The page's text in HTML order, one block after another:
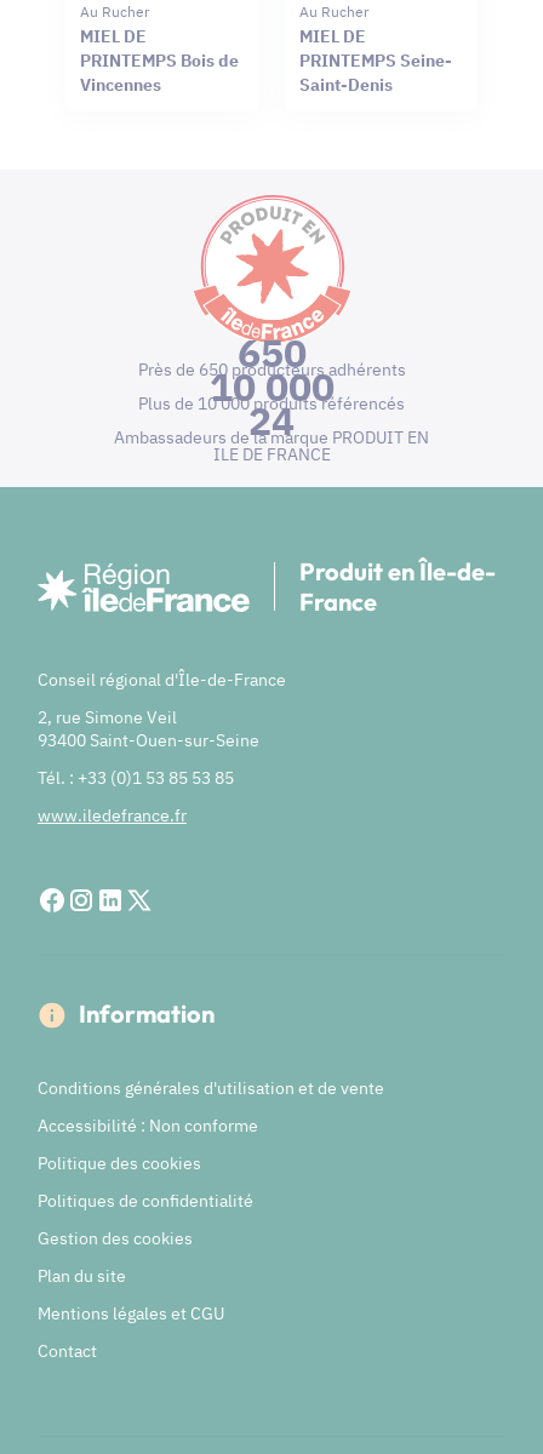
Au Rucher
MIEL DE
PRINTEMPS Bois de
Vincennes
Au Rucher
MIEL DE
PRINTEMPS Seine-
Saint-Denis
650
Près de 650 producteurs adhérents
10 000
Plus de 10 000 produits référencés
24
Ambassadeurs de la marque PRODUIT EN
ILE DE FRANCE
Produit en Île-de-
France
Conseil régional d'Île-de-France
2, rue Simone Veil
93400 Saint-Ouen-sur-Seine
Tél. : +33 (0)1 53 85 53 85
www.iledefrance.fr
Information
Conditions générales d'utilisation et de vente
Accessibilité : Non conforme
Politique des cookies
Politiques de confidentialité
Gestion des cookies
Plan du site
Mentions légales et CGU
Contact